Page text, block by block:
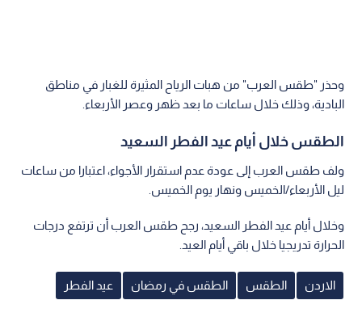
وحذر "طقس العرب" من هبات الرياح المثيرة للغبار في مناطق
البادية، وذلك خلال ساعات ما بعد ظهر وعصر الأربعاء.
الطقس خلال أيام عيد الفطر السعيد
ولف طقس العرب إلى عودة عدم استقرار الأجواء، اعتبارا من ساعات
ليل الأربعاء/الخميس ونهار يوم الخميس.
وخلال أيام عيد الفطر السعيد، رجح طقس العرب أن ترتفع درجات
الحرارة تدريجيا خلال باقي أيام العيد.
الاردن الطقس الطقس في رمضان عيد الفطر